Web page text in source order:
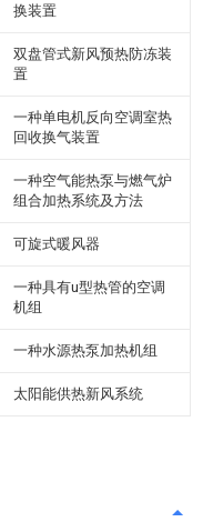
换装置
双盘管式新风预热防冻装
置
一种单电机反向空调室热
回收换气装置
一种空气能热泵与燃气炉
组合加热系统及方法
可旋式暖风器
一种具有u型热管的空调
机组
一种水源热泵加热机组
太阳能供热新风系统